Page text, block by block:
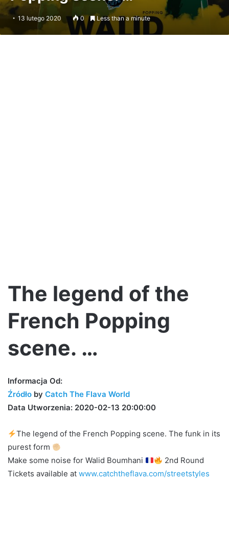
13 lutego 2020 0 Less than a minute
The legend of the
French Popping
scene. …
Informacja Od:
Źródło by Catch The Flava World
Data Utworzenia: 2020-02-13 20:00:00
The legend of the French Popping scene. The funk in its
purest form
Make some noise for Walid Boumhani
2nd Round
Tickets available at www.catchtheflava.com/streetstyles